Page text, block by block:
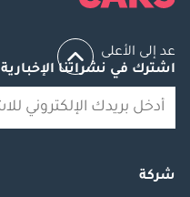
عد إلى الأعلى
اشترك في نشراتنا الإخبارية
شركة